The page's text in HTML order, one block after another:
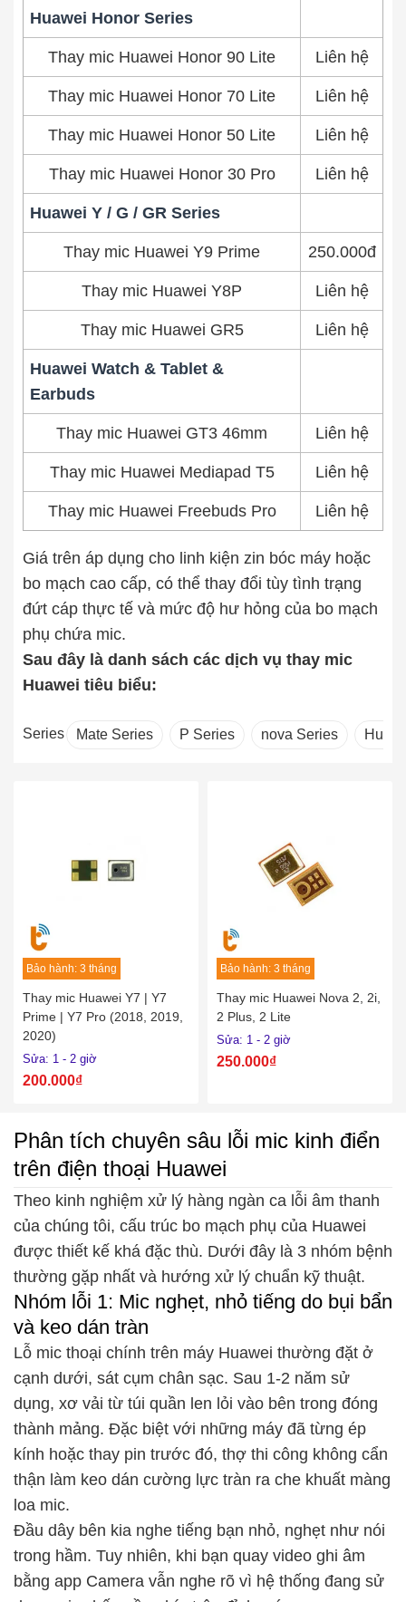
Huawei Honor Series
Thay mic Huawei Honor 90 Lite Liên hệ
Thay mic Huawei Honor 70 Lite Liên hệ
Thay mic Huawei Honor 50 Lite Liên hệ
Thay mic Huawei Honor 30 Pro Liên hệ
Huawei Y / G / GR Series
Thay mic Huawei Y9 Prime 250.000đ
Thay mic Huawei Y8P Liên hệ
Thay mic Huawei GR5 Liên hệ
Huawei Watch & Tablet &
Earbuds
Thay mic Huawei GT3 46mm Liên hệ
Thay mic Huawei Mediapad T5 Liên hệ
Thay mic Huawei Freebuds Pro Liên hệ
Giá trên áp dụng cho linh kiện zin bóc máy hoặc
bo mạch cao cấp, có thể thay đổi tùy tình trạng
đứt cáp thực tế và mức độ hư hỏng của bo mạch
phụ chứa mic.
Sau đây là danh sách các dịch vụ thay mic
Huawei tiêu biểu:
Series Mate Series P Series nova Series
Bảo hành: 3 tháng
Thay mic Huawei Y7 | Y7
Prime | Y7 Pro (2018, 2019,
2020)
Sửa: 1 - 2 giờ
200.000₫
Bảo hành: 3 tháng
Thay mic Huawei Nova 2, 2i,
2 Plus, 2 Lite
Sửa: 1 - 2 giờ
250.000₫
Phân tích chuyên sâu lỗi mic kinh điển
trên điện thoại Huawei
Theo kinh nghiệm xử lý hàng ngàn ca lỗi âm thanh
của chúng tôi, cấu trúc bo mạch phụ của Huawei
được thiết kế khá đặc thù. Dưới đây là 3 nhóm bệnh
thường gặp nhất và hướng xử lý chuẩn kỹ thuật.
Nhóm lỗi 1: Mic nghẹt, nhỏ tiếng do bụi bẩn
và keo dán tràn
Lỗ mic thoại chính trên máy Huawei thường đặt ở
cạnh dưới, sát cụm chân sạc. Sau 1-2 năm sử
dụng, xơ vải từ túi quần len lỏi vào bên trong đóng
thành mảng. Đặc biệt với những máy đã từng ép
kính hoặc thay pin trước đó, thợ thi công không cẩn
thận làm keo dán cường lực tràn ra che khuất màng
loa mic.
Đầu dây bên kia nghe tiếng bạn nhỏ, nghẹt như nói
trong hầm. Tuy nhiên, khi bạn quay video ghi âm
bằng app Camera vẫn nghe rõ vì hệ thống đang sử